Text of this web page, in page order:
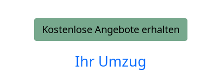
Kostenlose Angebote erhalten
Ihr Umzug